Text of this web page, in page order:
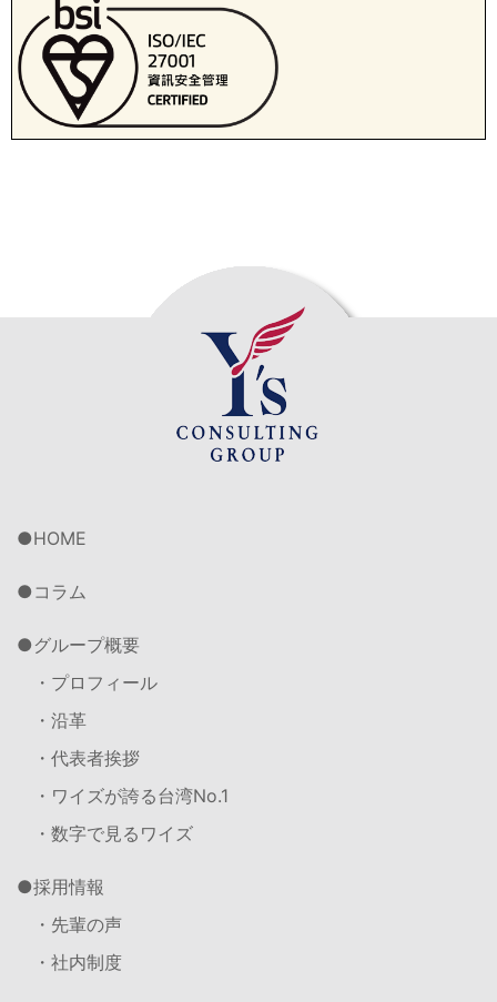
HOME
コラム
グループ概要
・プロフィール
・沿革
・代表者挨拶
・ワイズが誇る台湾No.1
・数字で見るワイズ
採用情報
・先輩の声
・社内制度